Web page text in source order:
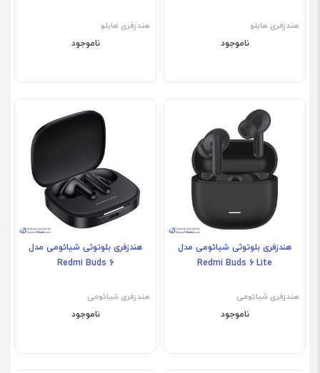
هندزفری هایلو
ناموجود
هندزفری هایلو
ناموجود
هندزفری بلوتوثی شیائومی مدل
Redmi Buds 6 Lite
هندزفری شیائومی
ناموجود
هندزفری بلوتوثی شیائومی مدل
Redmi Buds 6
هندزفری شیائومی
ناموجود